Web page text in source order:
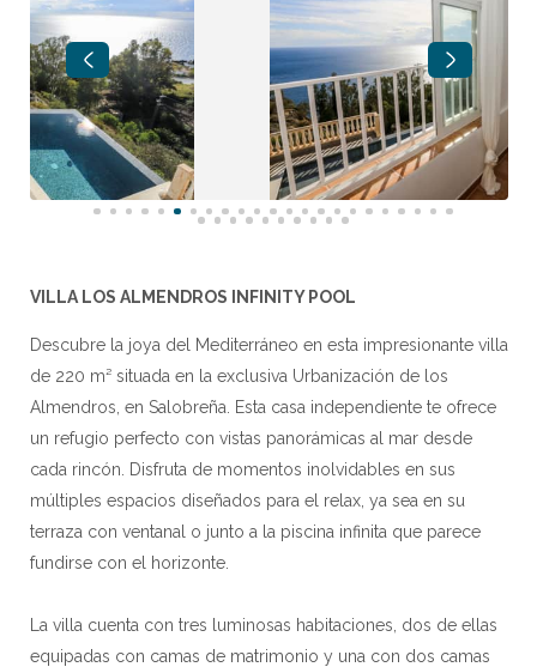
VILLA LOS ALMENDROS INFINITY POOL
Descubre la joya del Mediterráneo en esta impresionante villa
de 220 m² situada en la exclusiva Urbanización de los
Almendros, en Salobreña. Esta casa independiente te ofrece
un refugio perfecto con vistas panorámicas al mar desde
cada rincón. Disfruta de momentos inolvidables en sus
múltiples espacios diseñados para el relax, ya sea en su
terraza con ventanal o junto a la piscina infinita que parece
fundirse con el horizonte.
La villa cuenta con tres luminosas habitaciones, dos de ellas
equipadas con camas de matrimonio y una con dos camas